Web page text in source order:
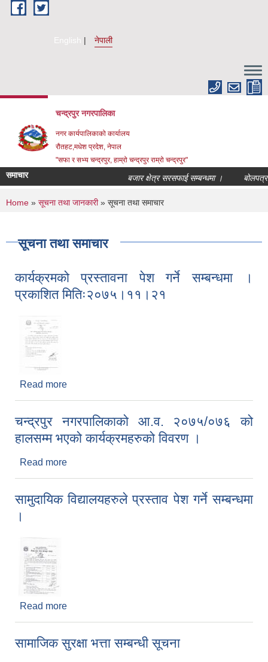
Skip to main content
English नेपाली
चन्द्रपुर नगरपालिका
नगर कार्यपालिकाको कार्यालय
रौतहट,मधेश प्रदेश, नेपाल
"सफा र सभ्य चन्द्रपुर, हाम्रो चन्द्रपुर राम्रो चन्द्रपुर"
समाचार बजार क्षेत्र सरसफाई सम्बन्धमा । बोलपत्र
You are here
Home » सूचना तथा जानकारी» सूचना तथा समाचार
सूचना तथा समाचार
कार्यक्रमको प्रस्तावना पेश गर्ने सम्बन्धमा ।
प्रकाशित मितिः२०७५।११।२१
Read more
चन्द्रपुर नगरपालिकाको आ.व. २०७५/०७६ को
हालसम्म भएको कार्यक्रमहरुको विवरण ।
Read more
सामुदायिक विद्यालयहरुले प्रस्ताव पेश गर्ने सम्बन्धमा
।
Read more
सामाजिक सुरक्षा भत्ता सम्बन्धी सूचना